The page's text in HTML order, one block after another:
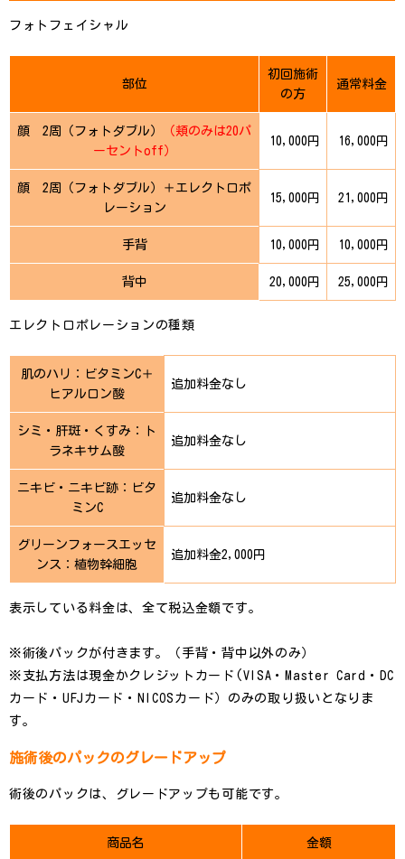
フォトフェイシャル
部位
初回施術
の方
通常料金
顔 2周（フォトダブル）
（頬のみは20パ
ーセントoff）
10,000円 16,000円
顔 2周（フォトダブル）＋エレクトロポ
レーション
15,000円 21,000円
手背 10,000円 10,000円
背中 20,000円 25,000円
エレクトロポレーションの種類
肌のハリ：ビタミンC＋
ヒアルロン酸
追加料金なし
シミ・肝斑・くすみ：ト
ラネキサム酸
追加料金なし
ニキビ・ニキビ跡：ビタ
ミンC
追加料金なし
グリーンフォースエッセ
ンス：植物幹細胞
追加料金2,000円
表示している料金は、全て税込金額です。
※術後パックが付きます。（手背・背中以外のみ）
※支払方法は現金かクレジットカード(VISA・Master Card・DC
カード・UFJカード・NICOSカード）のみの取り扱いとなりま
す。
施術後のパックのグレードアップ
術後のパックは、グレードアップも可能です。
商品名 金額